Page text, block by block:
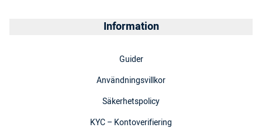
Information
Guider
Användningsvillkor
Säkerhetspolicy
KYC – Kontoverifiering